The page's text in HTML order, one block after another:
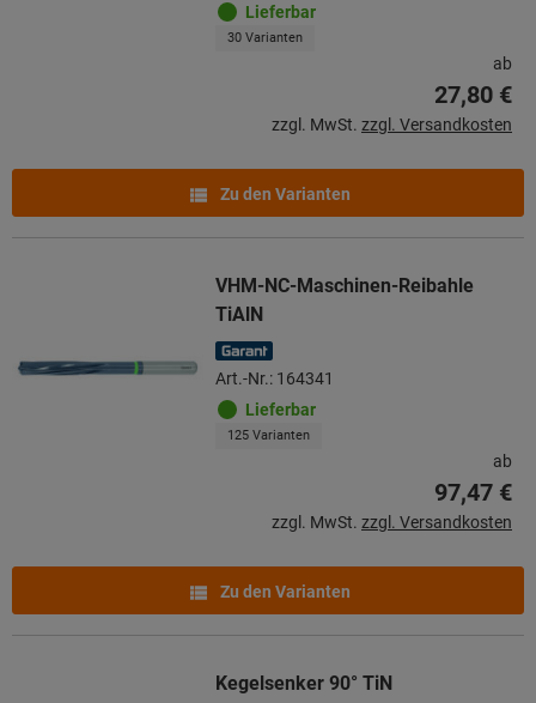
Lieferbar
30 Varianten
ab
27,80 €
zzgl. MwSt. zzgl. Versandkosten
Zu den Varianten
VHM-NC-Maschinen-Reibahle
TiAlN
Art.-Nr.: 164341
Lieferbar
125 Varianten
ab
97,47 €
zzgl. MwSt. zzgl. Versandkosten
Zu den Varianten
Kegelsenker 90° TiN